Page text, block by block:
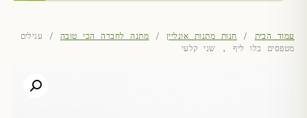
עמוד הבית / חנות מתנות אונליין / מתנה לחברה הכי טובה / עגילים
מטפסים בלו ליף , שני קלעי